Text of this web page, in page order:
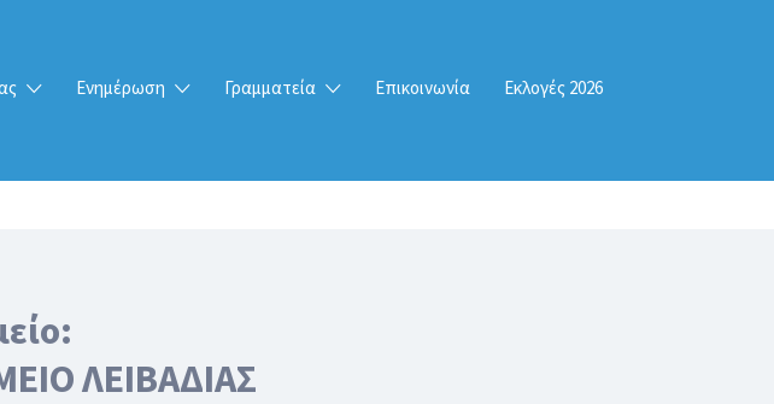
Ενημέρωση Γραμματεία Επικοινωνία Εκλογές 2026
ΛΕΙΒΑΔΙΑΣ